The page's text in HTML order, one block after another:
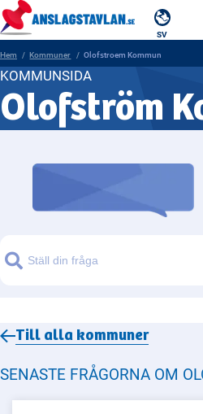
SV
Hem Kommuner Olofstroem Kommun
KOMMUNSIDA
Olofström
Sök
Till alla kommuner
SENASTE FRÅGORNA OM